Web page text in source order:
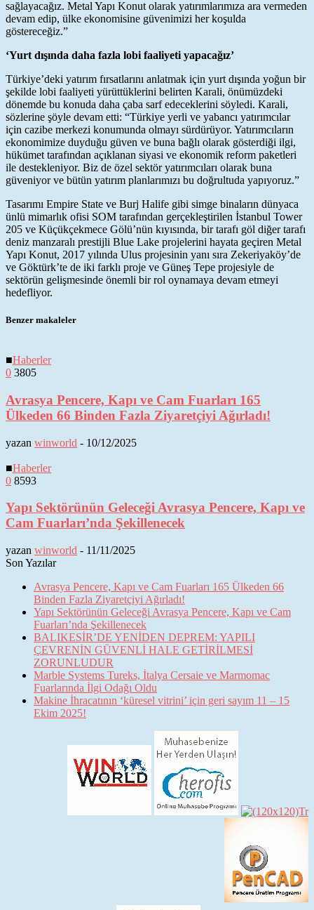
sağlayacağız. Metal Yapı Konut olarak yatırımlarımıza ara vermeden
devam edip, ülke ekonomisine güvenimizi her koşulda
göstereceğiz.”
‘Yurt dışında daha fazla lobi faaliyeti yapacağız’
Türkiye’deki yatırım fırsatlarını anlatmak için yurt dışında yoğun bir
şekilde lobi faaliyeti yürüttüklerini belirten Karali, önümüzdeki
dönemde bu konuda daha çaba sarf edeceklerini söyledi. Karali,
sözlerine şöyle devam etti: “Türkiye yerli ve yabancı yatırımcılar
için cazibe merkezi konumunda olmayı sürdürüyor. Yatırımcıların
ekonomimize duyduğu güven ve buna bağlı olarak gösterdiği ilgi,
hükümet tarafından açıklanan siyasi ve ekonomik reform paketleri
ile destekleniyor. Biz de özel sektör yatırımcıları olarak buna
güveniyor ve bütün yatırım planlarımızı bu doğrultuda yapıyoruz.”
Tasarımı Empire State ve Burj Halife gibi simge binaların dünyaca
ünlü mimarlık ofisi SOM tarafından gerçekleştirilen İstanbul Tower
205 ve Küçükçekmece Gölü’nün kıyısında, bir tarafı göl diğer tarafı
deniz manzaralı prestijli Blue Lake projelerini hayata geçiren Metal
Yapı Konut, 2017 yılında Ulus projesinin yanı sıra Zekeriyaköy’de
ve Göktürk’te de iki farklı proje ve Güneş Tepe projesiyle de
sektörün gelişmesinde önemli bir rol oynamaya devam etmeyi
hedefliyor.
Benzer makaleler
■Haberler
0 3805
Avrasya Pencere, Kapı ve Cam Fuarları 165
Ülkeden 66 Binden Fazla Ziyaretçiyi Ağırladı!
yazan winworld - 10/12/2025
■Haberler
0 8593
Yapı Sektörünün Geleceği Avrasya Pencere, Kapı ve
Cam Fuarları’nda Şekillenecek
yazan winworld - 11/11/2025
Son Yazılar
Avrasya Pencere, Kapı ve Cam Fuarları 165 Ülkeden 66
Binden Fazla Ziyaretçiyi Ağırladı!
Yapı Sektörünün Geleceği Avrasya Pencere, Kapı ve Cam
Fuarları’nda Şekillenecek
BALIKESİR’DE YENİDEN DEPREM: YAPILI
ÇEVRENİN GÜVENLİ HALE GETİRİLMESİ
ZORUNLUDUR
Marble Systems Tureks, İtalya Cersaie ve Marmomac
Fuarlarında İlgi Odağı Oldu
Makine İhracatının ‘küresel vitrini’ için geri sayım 11 – 15
Ekim 2025!